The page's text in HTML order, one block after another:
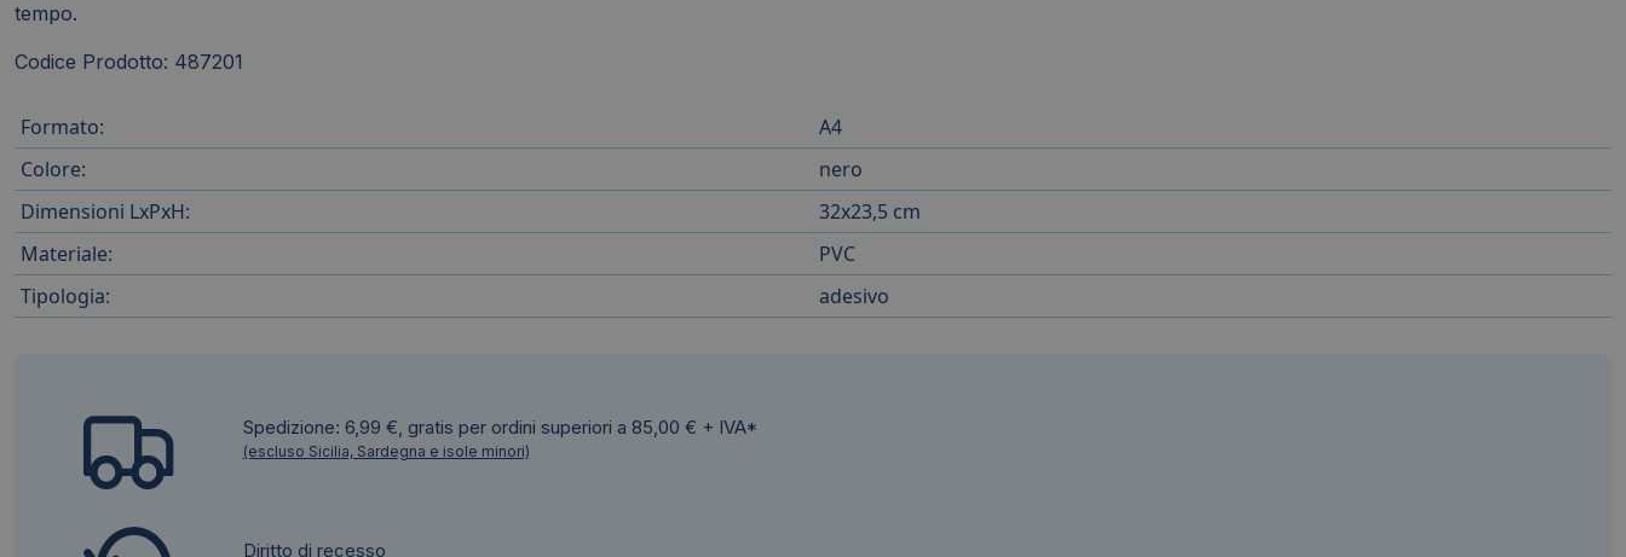
tempo.
Codice Prodotto: 487201
Formato:
A4
Colore:
nero
Dimensioni LxPxH:
32x23,5 cm
Materiale:
PVC
Tipologia:
adesivo
Spedizione: 6,99 €, gratis per ordini superiori a 85,00 € + IVA*
(escluso Sicilia, Sardegna e isole minori)
Diritto di recesso